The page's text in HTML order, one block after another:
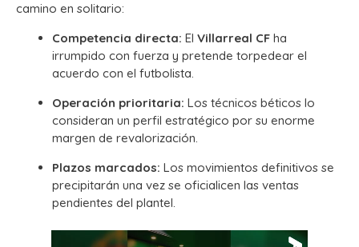
camino en solitario:
Competencia directa: El Villarreal CF ha
irrumpido con fuerza y pretende torpedear el
acuerdo con el futbolista.
Operación prioritaria: Los técnicos béticos lo
consideran un perfil estratégico por su enorme
margen de revalorización.
Plazos marcados: Los movimientos definitivos se
precipitarán una vez se oficialicen las ventas
pendientes del plantel.